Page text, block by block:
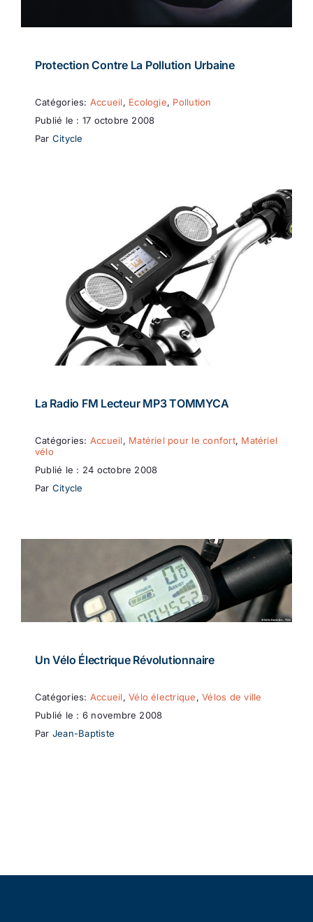
Protection Contre La Pollution Urbaine
Catégories: Accueil, Ecologie, Pollution
Publié le : 17 octobre 2008
Par Citycle
La Radio FM Lecteur MP3 TOMMYCA
Catégories: Accueil, Matériel pour le confort, Matériel
vélo
Publié le : 24 octobre 2008
Par Citycle
Un Vélo Électrique Révolutionnaire
Catégories: Accueil,Vélo électrique,Vélos de ville
Publié le : 6 novembre 2008
Par Jean-Baptiste